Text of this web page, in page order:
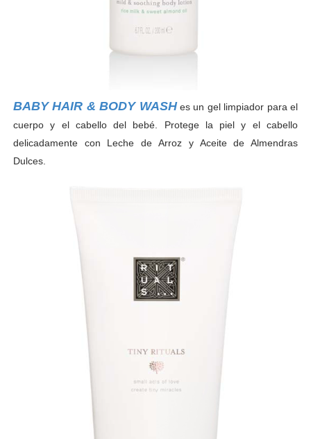
BABY HAIR & BODY WASHes un gel limpiador para el
cuerpo y el cabello del bebé. Protege la piel y el cabello
delicadamente con Leche de Arroz y Aceite de Almendras
Dulces.